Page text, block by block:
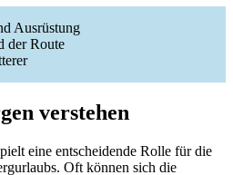
Ausrüstung
der Route
verstehen
eine entscheidende Rolle für die
Oft können sich die